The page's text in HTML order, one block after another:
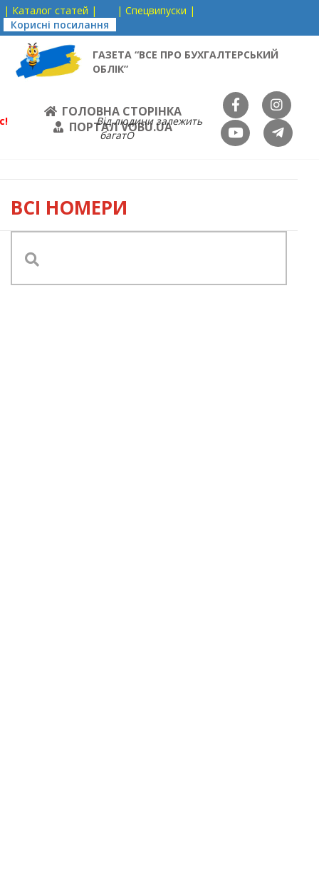
| Каталог статей |
| Спецвипуски |
Корисні посилання
ГАЗЕТА “ВСЕ ПРО БУХГАЛТЕРСЬКИЙ
ОБЛІК”
ГОЛОВНА СТОРІНКА
ПОРТАЛ VOBU.UA
Від людини залежить
багатО
ВСІ НОМЕРИ